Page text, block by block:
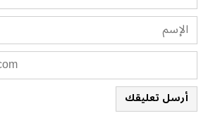
أرسل تعليقك